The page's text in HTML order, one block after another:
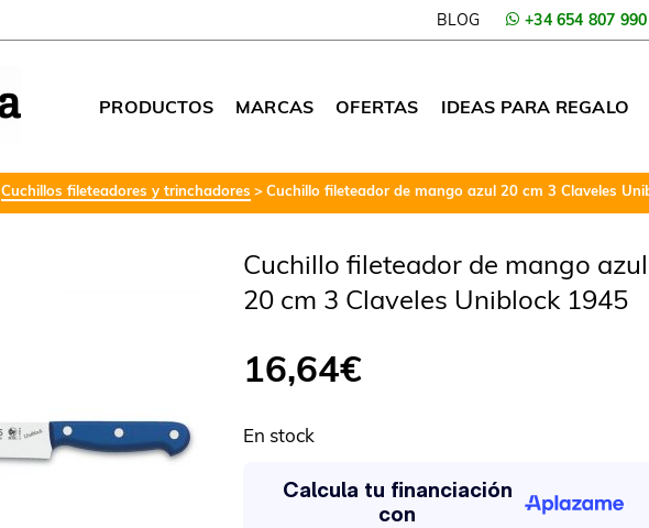
BLOG +34 654 807 990
PRODUCTOS MARCAS OFERTAS IDEAS PARA REGALO
Cuchillos fileteadores y trinchadores Cuchillo fileteador de mango azul 20 cm 3 Claveles
Cuchillo fileteador de mango azul
20 cm 3 Claveles Uniblock 1945
16,64€
En stock